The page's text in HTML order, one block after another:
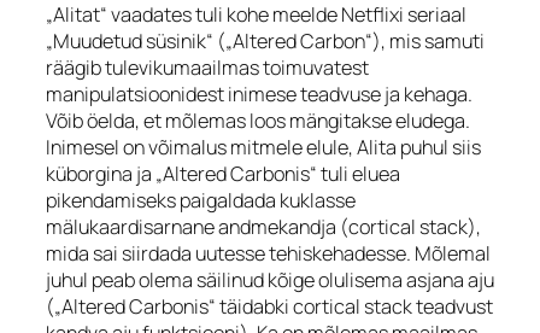
„Alitat“ vaadates tuli kohe meelde Netflixi seriaal
„Muudetud süsinik“ („Altered Carbon“), mis samuti
räägib tulevikumaailmas toimuvatest
manipulatsioonidest inimese teadvuse ja kehaga.
Võib öelda, et mõlemas loos mängitakse eludega.
Inimesel on võimalus mitmele elule, Alita puhul siis
küborgina ja „Altered Carbonis“ tuli eluea
pikendamiseks paigaldada kuklasse
mälukaardisarnane andmekandja (cortical stack),
mida sai siirdada uutesse tehiskehadesse. Mõlemal
juhul peab olema säilinud kõige olulisema asjana aju
(„Altered Carbonis“ täidabkicortical stackteadvust